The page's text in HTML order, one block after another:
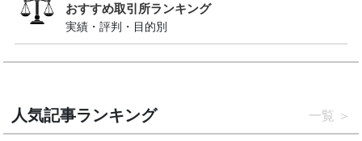
おすすめ取引所ランキング
実績・評判・目的別
人気記事ランキング 一覧